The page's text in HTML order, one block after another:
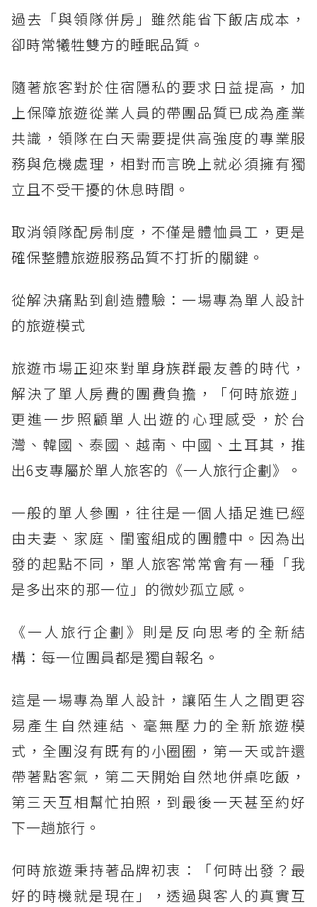
過去「與領隊併房」雖然能省下飯店成本，
卻時常犧牲雙方的睡眠品質。
隨著旅客對於住宿隱私的要求日益提高，加
上保障旅遊從業人員的帶團品質已成為產業
共識，領隊在白天需要提供高強度的專業服
務與危機處理，相對而言晚上就必須擁有獨
立且不受干擾的休息時間。
取消領隊配房制度，不僅是體恤員工，更是
確保整體旅遊服務品質不打折的關鍵。
從解決痛點到創造體驗：一場專為單人設計
的旅遊模式
旅遊市場正迎來對單身族群最友善的時代，
解決了單人房費的團費負擔，「何時旅遊」
更進一步照顧單人出遊的心理感受，於台
灣、韓國、泰國、越南、中國、土耳其，推
出6支專屬於單人旅客的《一人旅行企劃》。
一般的單人參團，往往是一個人插足進已經
由夫妻、家庭、閨蜜組成的團體中。因為出
發的起點不同，單人旅客常常會有一種「我
是多出來的那一位」的微妙孤立感。
《一人旅行企劃》則是反向思考的全新結
構：每一位團員都是獨自報名。
這是一場專為單人設計，讓陌生人之間更容
易產生自然連結、毫無壓力的全新旅遊模
式，全團沒有既有的小圈圈，第一天或許還
帶著點客氣，第二天開始自然地併桌吃飯，
第三天互相幫忙拍照，到最後一天甚至約好
下一趟旅行。
何時旅遊秉持著品牌初衷：「何時出發？最
好的時機就是現在」，透過與客人的真實互